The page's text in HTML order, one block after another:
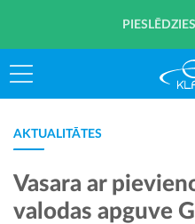
AKTUALITĀTES
Vasara ar
valodas apguve